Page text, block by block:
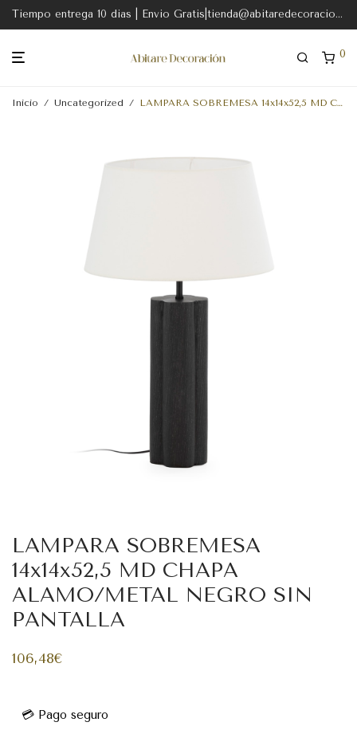
Tiempo entrega 10 dias | Envio Gratis|tienda@abitaredecoracion.com
0
Inicio / Uncategorized / LAMPARA SOBREMESA 14x14x52,5 MD CHAPA ALAMO/METAL NEGRO SIN PANTALLA
LAMPARA SOBREMESA
14x14x52,5 MD CHAPA
ALAMO/METAL NEGRO SIN
PANTALLA
106,48€
💳 Pago seguro